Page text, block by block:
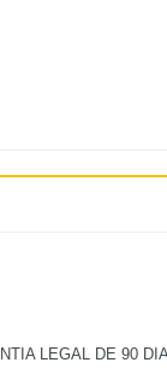
LEGAL DE 90